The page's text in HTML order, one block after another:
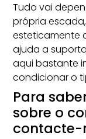
Tudo vai
própria
esteticamente
ajuda a
aqui bastante
condicionar o
Para
sobre o
contacte-